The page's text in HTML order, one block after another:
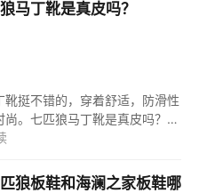
马丁靴是真皮吗？
挺不错的，穿着舒适，防滑性
。七匹狼马丁靴是真皮吗？七
怎么样？ 七匹狼马丁靴采用
狼板鞋和海澜之家板鞋哪